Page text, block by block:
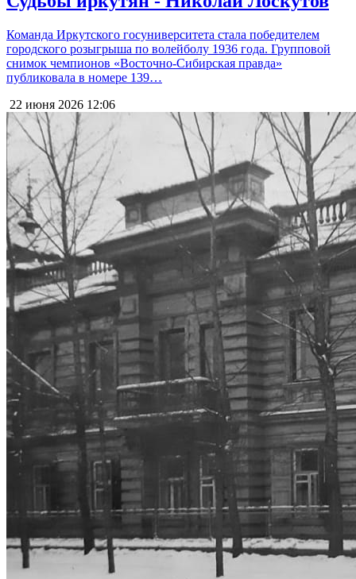
Команда Иркутского госуниверситета стала победителем
городского розыгрыша по волейболу 1936 года. Групповой
снимок чемпионов «Восточно-Сибирская правда»
публиковала в номере 139…
22 июня 2026 12:06